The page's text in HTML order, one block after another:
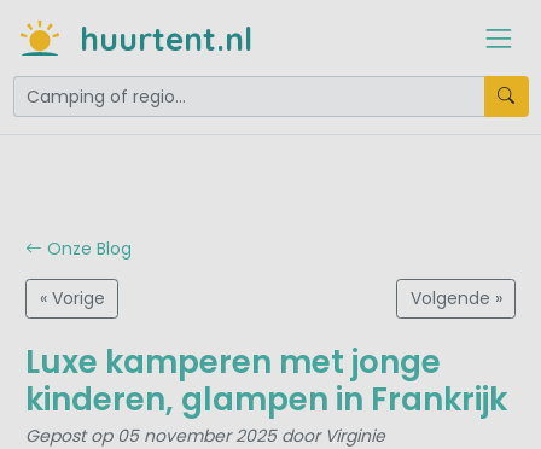
huurtent.nl
Onze Blog
« Vorige Volgende »
Luxe kamperen met jonge
kinderen, glampen in Frankrijk
Gepost op 05 november 2025 door Virginie